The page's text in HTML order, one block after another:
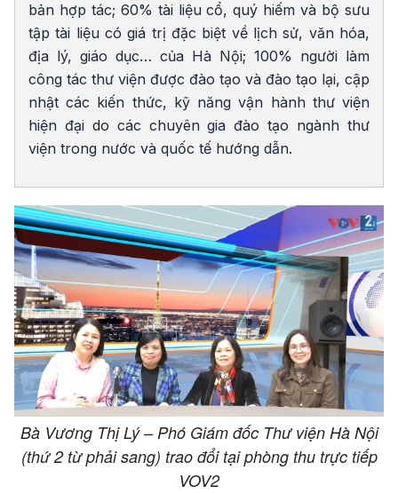
bản hợp tác; 60% tài liệu cổ, quý hiếm và bộ sưu
tập tài liệu có giá trị đặc biệt về lịch sử, văn hóa,
địa lý, giáo dục… của Hà Nội; 100% người làm
công tác thư viện được đào tạo và đào tạo lại, cập
nhật các kiến thức, kỹ năng vận hành thư viện
hiện đại do các chuyên gia đào tạo ngành thư
viện trong nước và quốc tế hướng dẫn.
Bà Vương Thị Lý – Phó Giám đốc Thư viện Hà Nội
(thứ 2 từ phải sang) trao đổi tại phòng thu trực tiếp
VOV2